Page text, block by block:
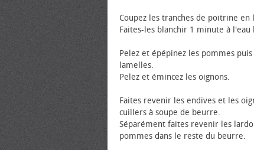
Coupez les tranches de poitrine en
Faites-les blanchir 1 minute à l'eau
Pelez et épépinez les pommes
lamelles.
Pelez et émincez les oignons.
Faites revenir les endives et les
cuillers à soupe de beurre.
Séparément faites revenir les
pommes dans le reste du beurre.